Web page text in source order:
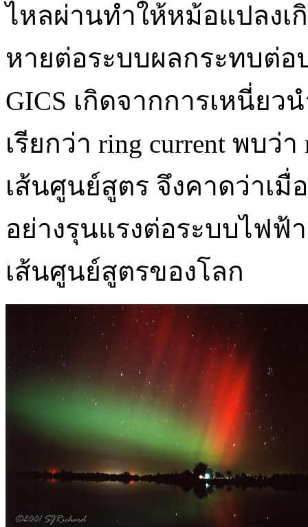
ไหลผ่านทำให้หม้อแปลงเ
หายต่อระบบผลกระทบต่อ
GICS เกิดจากการเหนี่ย
เรียกว่า ring current พบว่
เส้นศูนย์สูตร จึงคาดว่าเมื่
อย่างรุนแรงต่อระบบไฟฟ้
เส้นศูนย์สูตรของโลก